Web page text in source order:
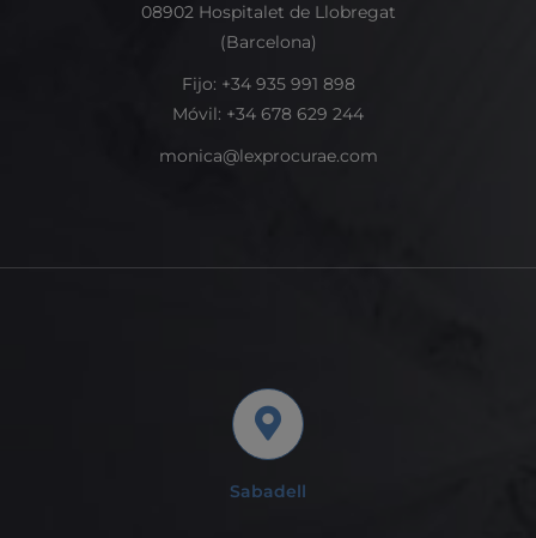
08902 Hospitalet de Llobregat
(Barcelona)
Fijo: +34 935 991 898
Móvil: +34 678 629 244
monica@lexprocurae.com
Sabadell